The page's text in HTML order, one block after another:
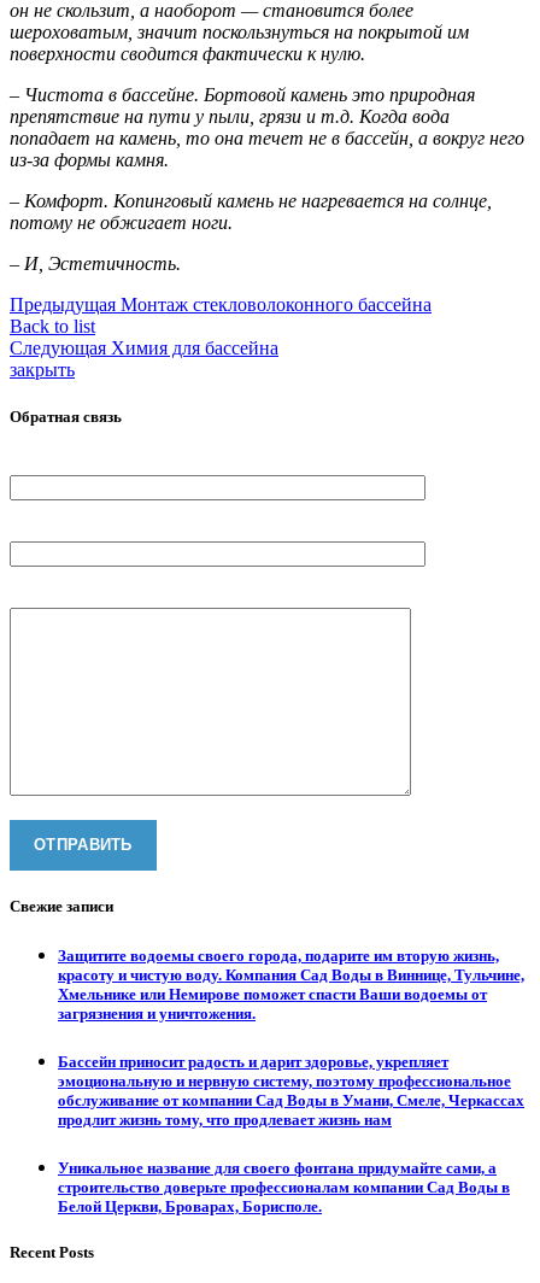
он не скользит, а наоборот — становится более
шероховатым, значит поскользнуться на покрытой им
поверхности сводится фактически к нулю.
– Чистота в бассейне. Бортовой камень это природная
препятствие на пути у пыли, грязи и т.д. Когда вода
попадает на камень, то она течет не в бассейн, а вокруг него
из-за формы камня.
– Комфорт. Копинговый камень не нагревается на солнце,
потому не обжигает ноги.
– И, Эстетичность.
Предыдущая Монтаж стекловолоконного бассейна
Back to list
Следующая Химия для бассейна
закрыть
Обратная связь
Свежие записи
Защитите водоемы своего города, подарите им вторую жизнь,
красоту и чистую воду. Компания Сад Воды в Виннице, Тульчине,
Хмельнике или Немирове поможет спасти Ваши водоемы от
загрязнения и уничтожения.
Бассейн приносит радость и дарит здоровье, укрепляет
эмоциональную и нервную систему, поэтому профессиональное
обслуживание от компании Сад Воды в Умани, Смеле, Черкассах
продлит жизнь тому, что продлевает жизнь нам
Уникальное название для своего фонтана придумайте сами, а
строительство доверьте профессионалам компании Сад Воды в
Белой Церкви, Броварах, Борисполе.
Recent Posts